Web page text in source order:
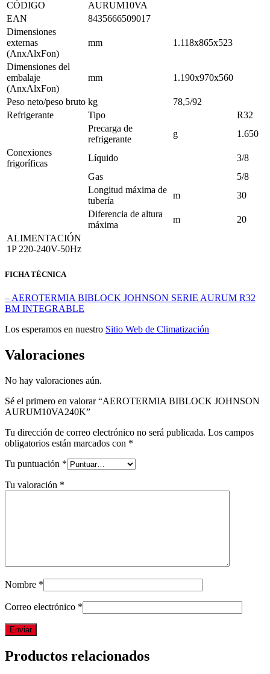
CÓDIGO
AURUM10VA
EAN
8435666509017
Dimensiones
externas
(AnxAlxFon)
mm 1.118x865x523
Dimensiones del
embalaje
(AnxAlxFon)
mm 1.190x970x560
Peso neto/peso bruto kg
78,5/92
Refrigerante
Tipo
R32
Precarga de
refrigerante
g
1.650
Conexiones
frigoríficas
Líquido
3/8
Gas
5/8
Longitud máxima de
tubería
m
30
Diferencia de altura
máxima
m
20
ALIMENTACIÓN
1P 220-240V-50Hz
FICHA TÉCNICA
– AEROTERMIA BIBLOCK JOHNSON SERIE AURUM R32
BM INTEGRABLE
Los esperamos en nuestro Sitio Web de Climatización
Valoraciones
No hay valoraciones aún.
Sé el primero en valorar “AEROTERMIA BIBLOCK JOHNSON
AURUM10VA240K”
Tu dirección de correo electrónico no será publicada. Los campos
obligatorios están marcados con *
Tu puntuación *
Tu valoración *
Nombre *
Correo electrónico *
Productos relacionados